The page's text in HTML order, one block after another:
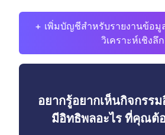
+ เพิ่มบัญชีสำหรับรายงานข้อมู
วิเคราะห์เชิงลึก
อยากรู้อยากเห็นกิจกรร
มีอิทธิพลอะไร ที่คุณต้